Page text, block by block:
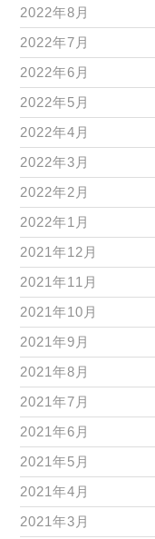
2022年8月
2022年7月
2022年6月
2022年5月
2022年4月
2022年3月
2022年2月
2022年1月
2021年12月
2021年11月
2021年10月
2021年9月
2021年8月
2021年7月
2021年6月
2021年5月
2021年4月
2021年3月